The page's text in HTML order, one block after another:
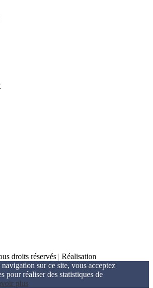
droits réservés | Réalisation
sur ce site, vous acceptez
pour réaliser des statistiques de
plus